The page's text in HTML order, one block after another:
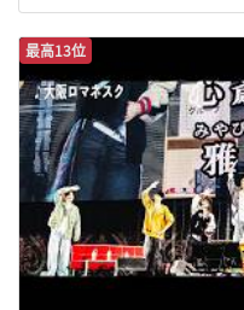
最高13位